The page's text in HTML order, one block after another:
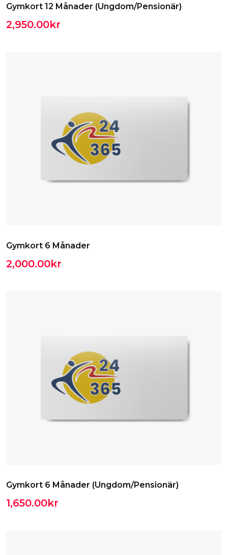
Gymkort 12 Månader (Ungdom/Pensionär)
2,950.00kr
Gymkort 6 Månader
2,000.00kr
Gymkort 6 Månader (Ungdom/Pensionär)
1,650.00kr